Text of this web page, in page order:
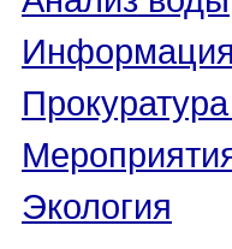
Экология